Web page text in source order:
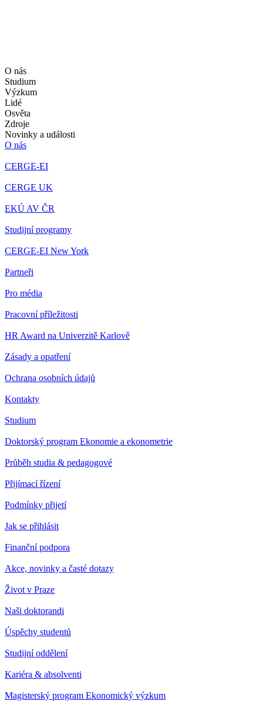
O nás
Studium
Výzkum
Lidé
Osvěta
Zdroje
Novinky a události
O nás
CERGE-EI
CERGE UK
EKÚ AV ČR
Studijní programy
CERGE-EI New York
Partneři
Pro média
Pracovní příležitosti
HR Award na Univerzitě Karlově
Zásady a opatření
Ochrana osobních údajů
Kontakty
Studium
Doktorský program Ekonomie a ekonometrie
Průběh studia & pedagogové
Přijímací řízení
Podmínky přijetí
Jak se přihlásit
Finanční podpora
Akce, novinky a časté dotazy
Život v Praze
Naši doktorandi
Úspěchy studentů
Studijní oddělení
Kariéra & absolventi
Magisterský program Ekonomický výzkum